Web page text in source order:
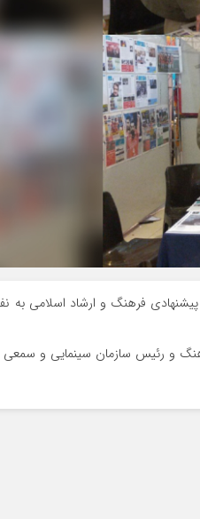
فرهنگ و ارشاد اسلامی به
و رئیس سازمان سینمایی و